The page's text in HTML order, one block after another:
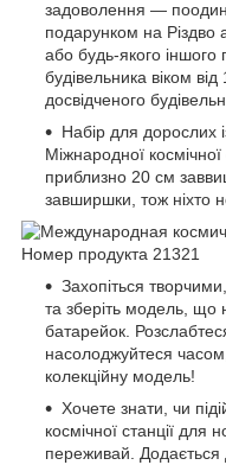
задоволення —
подарунком на
або будь-якого іншого
будівельника віком
досвідченого
Набір для дорослих
Міжнародної
приблизно 20 см
завширшки, тож ніхто
Захопіться
та зберіть модель, що
батарейок.
насолоджуйтеся
колекційну модель!
Хочете знати, чи
космічної станції
переживай. Додається